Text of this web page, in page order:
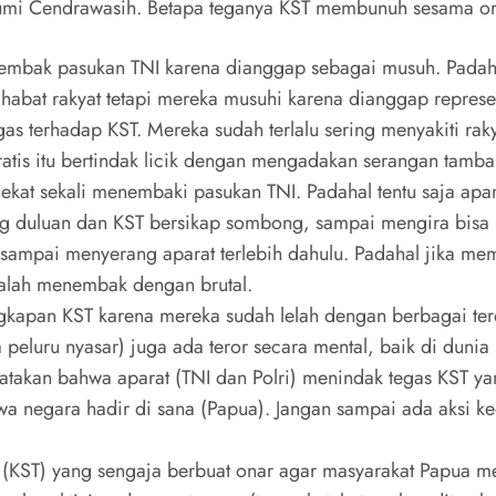
Cendrawasih. Betapa teganya KST membunuh sesama
pasukan TNI karena dianggap sebagai musuh.
rakyat tetapi mereka musuhi karena dianggap
terhadap KST. Mereka sudah terlalu sering menyakiti
itu bertindak licik dengan mengadakan serangan
sekali menembaki pasukan TNI. Padahal tentu saja
duluan dan KST bersikap sombong, sampai mengira
menyerang aparat terlebih dahulu. Padahal jika
menembak dengan brutal.
KST karena mereka sudah lelah dengan berbagai
nyasar) juga ada teror secara mental, baik di
bahwa aparat (TNI dan Polri) menindak tegas KST
negara hadir di sana (Papua). Jangan sampai ada aksi
yang sengaja berbuat onar agar masyarakat Papua